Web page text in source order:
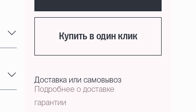
Купить в один клик
Доставка или самовывоз
Подробнее о доставке
гарантии